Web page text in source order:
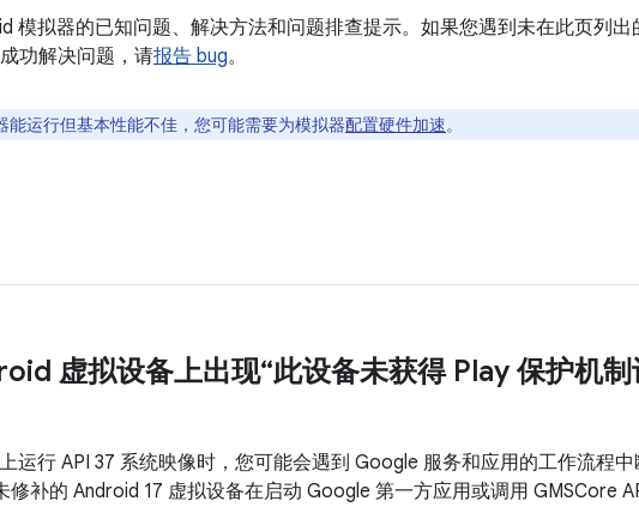
模拟器的已知问题、解决方法和问题排查提示。如果您遇到未在此页列
功解决问题，请报告 bug。
能运行但基本性能不佳，您可能需要为模拟器配置硬件加速。
虚拟设备上出现“此设备未获得 Play 保护机制
运行 API 37 系统映像时，您可能会遇到 Google 服务和应用的工作流程
修补的 Android 17 虚拟设备在启动 Google 第一方应用或调用 GMSCore